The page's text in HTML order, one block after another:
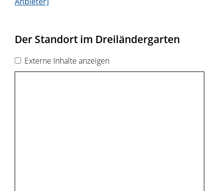
Der Standort im Dreiländergarten
Externe Inhalte anzeigen